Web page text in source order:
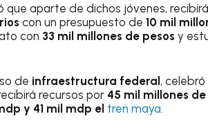
que aparte de dichos jóvenes,
con un presupuesto de 10 mil
con 33 mil millones de pesos y
de infraestructura federal ,
recursos por 45 mil millones de
y 41 mil mdp el tren maya.